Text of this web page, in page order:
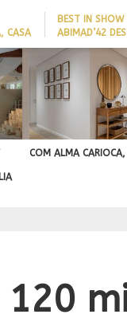
CASA
BEST IN SHOW
ABIMAD’42
BRASILEIRO E
NO MERCADO
COM ALMA CARIOCA,